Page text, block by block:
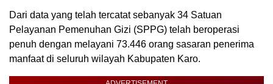
Dari data yang telah tercatat sebanyak 34 Satuan
Pelayanan Pemenuhan Gizi (SPPG) telah beroperasi
penuh dengan melayani 73.446 orang sasaran penerima
manfaat di seluruh wilayah Kabupaten Karo.